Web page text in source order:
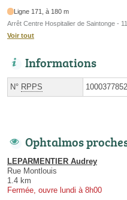
Ligne 171, à 180 m
Arrêt Centre Hospitalier de Saintonge -
Voir tout
Informations
N° RPPS
Ophtalmos
LEPARMENTIER Audrey
Rue Montlouis
1.4 km
Fermée, ouvre lundi à 8h00